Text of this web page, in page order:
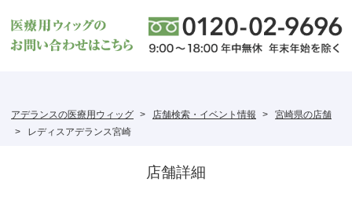
アデランスの医療用ウィッグ 店舗検索・イベント情報
宮崎県の店舗
レディスアデランス宮崎
店舗詳細